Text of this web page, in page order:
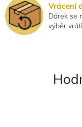
Vrácení
Dárek se
výběr